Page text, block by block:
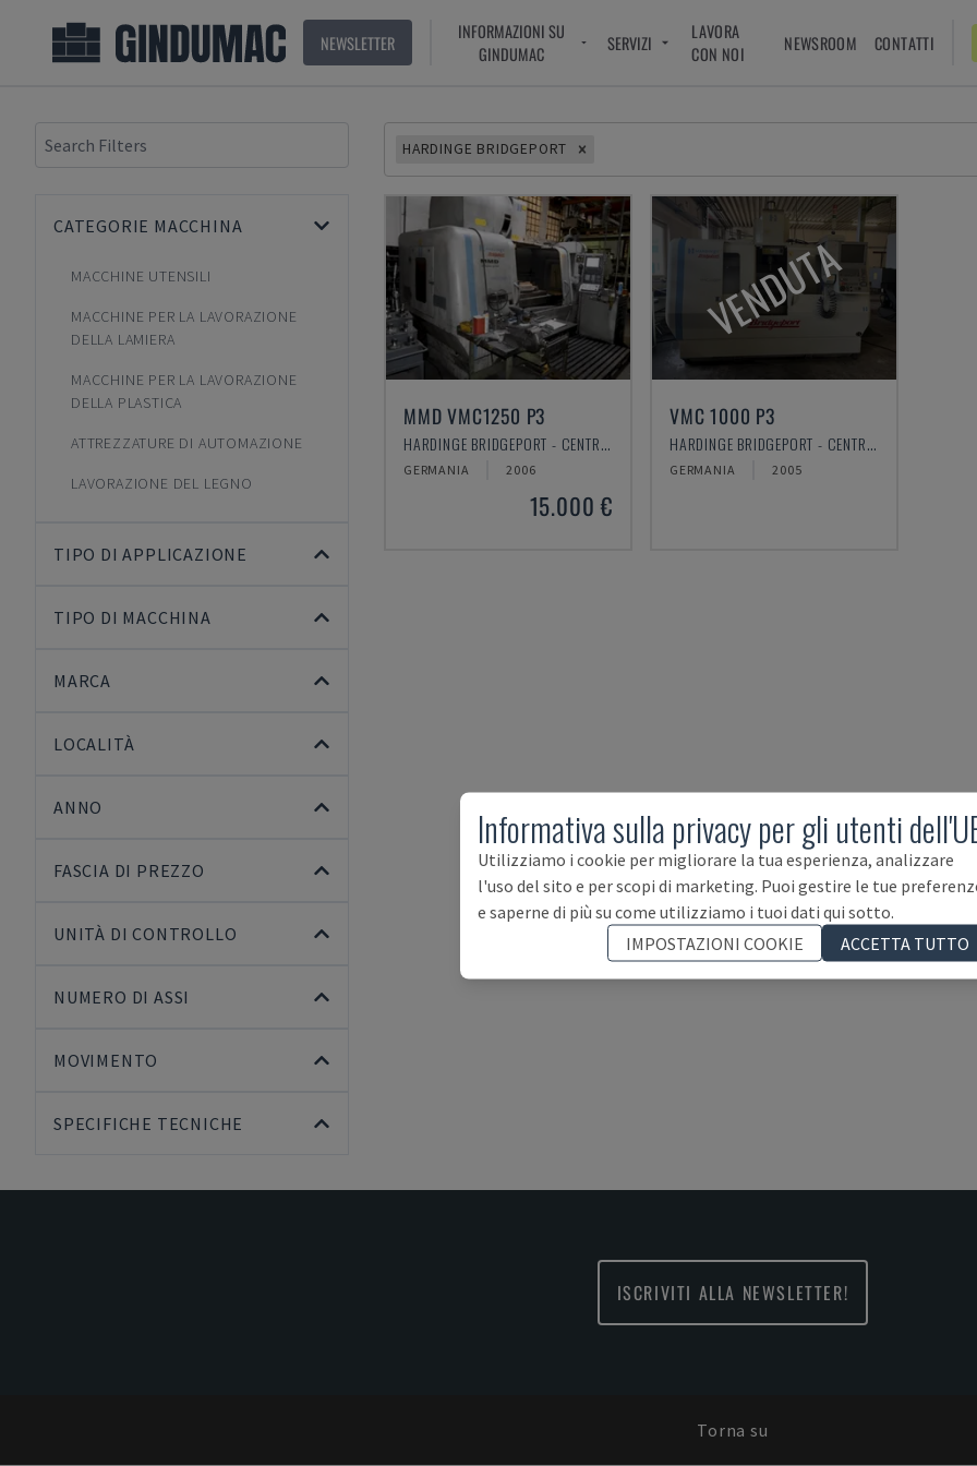
NEWSLETTER
INFORMAZIONI SU
GINDUMAC
SERVIZI
LAVORA
CON NOI
NEWSROOM CONTATTI
CATEGORIE MACCHINA
MACCHINE UTENSILI
MACCHINE PER LA LAVORAZIONE
DELLA LAMIERA
MACCHINE PER LA LAVORAZIONE
DELLA PLASTICA
ATTREZZATURE DI AUTOMAZIONE
LAVORAZIONE DEL LEGNO
TIPO DI APPLICAZIONE
TIPO DI MACCHINA
MARCA
LOCALITÀ
ANNO
FASCIA DI PREZZO
UNITÀ DI CONTROLLO
NUMERO DI ASSI
MOVIMENTO
SPECIFICHE TECNICHE
HARDINGE BRIDGEPORT
MMD VMC1250 P3
HARDINGE BRIDGEPORT - CENTRO DI LAVORO VERTICALE
GERMANIA 2006
15.000 €
VENDUTA
VMC 1000 P3
HARDINGE BRIDGEPORT - CENTRO DI LAVORO VERTICALE
GERMANIA 2005
ISCRIVITI ALLA NEWSLETTER!
Torna su
Informativa sulla privacy per gli utenti
Utilizziamo i cookie per migliorare la tua esperienza, analizzare
l'uso del sito e per scopi di marketing. Puoi gestire le tue
e saperne di più su come utilizziamo i tuoi dati qui sotto.
IMPOSTAZIONI COOKIE
ACCETTA TUTTO